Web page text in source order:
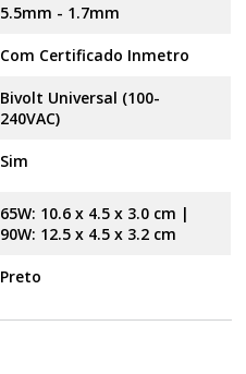
5.5mm - 1.7mm
Com Certificado Inmetro
Bivolt Universal (100-
240VAC)
Sim
65W: 10.6 x 4.5 x 3.0 cm |
90W: 12.5 x 4.5 x 3.2 cm
Preto